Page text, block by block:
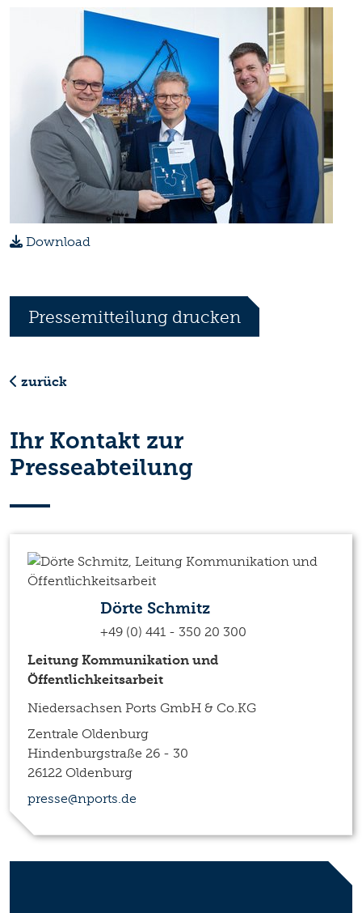
Download
Pressemitteilung drucken
zurück
Ihr Kontakt zur
Presseabteilung
Dörte Schmitz
+49 (0) 441 - 350 20 300
Leitung Kommunikation und
Öffentlichkeitsarbeit
Niedersachsen Ports GmbH & Co.KG
Zentrale Oldenburg
Hindenburgstraße 26 - 30
26122 Oldenburg
presse@nports.de